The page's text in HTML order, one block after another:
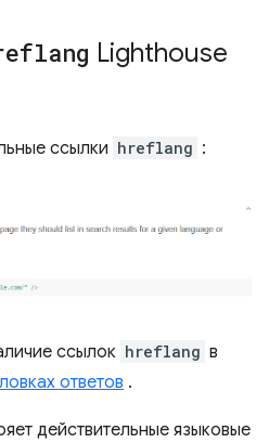
Lighthouse
ссылки hreflang :
ссылок hreflang в
ответов .
действительные языковые